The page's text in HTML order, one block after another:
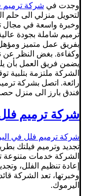
وجدت في شركة ترميم
لتحويل منزلي الى حلم
وخبرة واسعة في مجال
ترميم شاملة بجودة
بفريق عمل متميز ومؤهل
وكفاءة. بغض النظر عن
يضمن فريق العمل بأن
الشركة ملتزمة بتلبية
رائعة. اتصل بشركة
فندق بارز الى منزل
شركة ترميم
شركة ترميم فلل في
تجديد وترميم فيلتك
الشركة خدمات متنوعة
إعادة تنظيم الفلل،
وخبرتها، تعد الشركة
اليرموك.